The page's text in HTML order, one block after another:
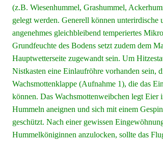
(z.B. Wiesenhummel, Grashummel,
gelegt werden. Generell können
angenehmes gleichbleibend temperiertes
Grundfeuchte des Bodens setzt zudem dem
Hauptwetterseite zugewandt sein. Um
Nistkasten eine Einlaufröhre vorhanden sein,
Wachsmottenklappe (Aufnahme 1), die das
können. Das Wachsmottenweibchen legt
Hummeln aneignen und sich mit einem
geschützt. Nach einer gewissen
Hummelköniginnen anzulocken, sollte das